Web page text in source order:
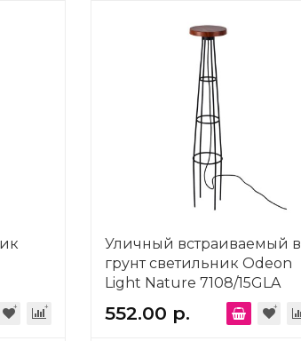
Уличный встраиваемый в
грунт светильник Odeon
Light Nature 7108/15GLA
552.00 р.